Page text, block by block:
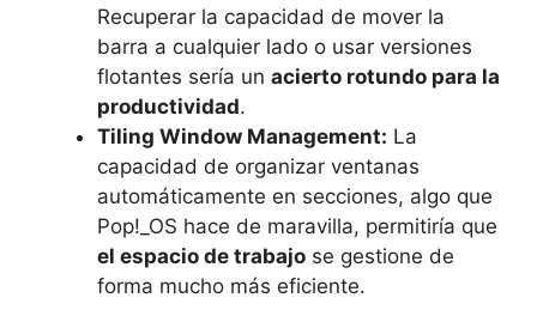
Recuperar la capacidad de mover la
barra a cualquier lado o usar versiones
flotantes sería un acierto rotundo para la
productividad.
Tiling Window Management: La
capacidad de organizar ventanas
automáticamente en secciones, algo que
Pop!_OS hace de maravilla, permitiría que
el espacio de trabajo se gestione de
forma mucho más eficiente.